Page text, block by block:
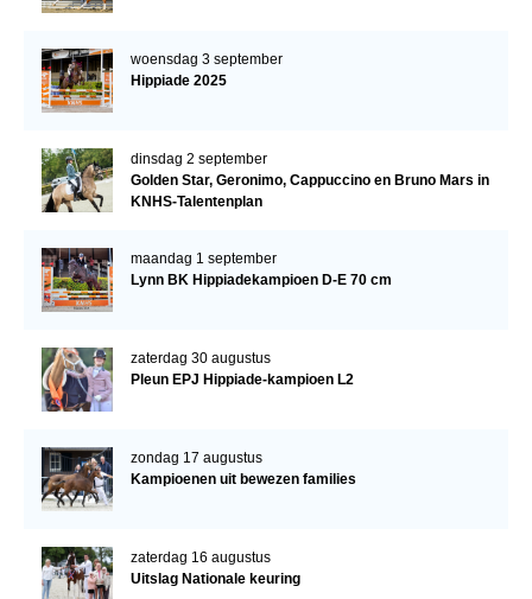
woensdag 3 september
Hippiade 2025
dinsdag 2 september
Golden Star, Geronimo, Cappuccino en Bruno Mars in
KNHS-Talentenplan
maandag 1 september
Lynn BK Hippiadekampioen D-E 70 cm
zaterdag 30 augustus
Pleun EPJ Hippiade-kampioen L2
zondag 17 augustus
Kampioenen uit bewezen families
zaterdag 16 augustus
Uitslag Nationale keuring